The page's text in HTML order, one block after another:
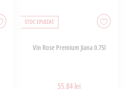
STOC EPUIZAT
Vin Rose Premium Jiana 0.75l
55,84 lei